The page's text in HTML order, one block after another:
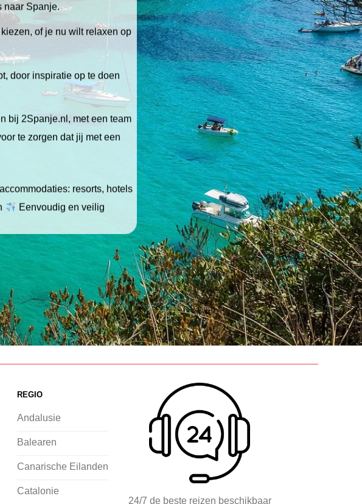
naar Spanje.
of je nu wilt relaxen op
door inspiratie op te doen
bij 2Spanje.nl, met een team
te zorgen dat jij met een
resorts, hotels
Eenvoudig en veilig
REGIO
Andalusie
Balearen
Canarische Eilanden
Catalonie
24/7 de beste reizen beschikbaar